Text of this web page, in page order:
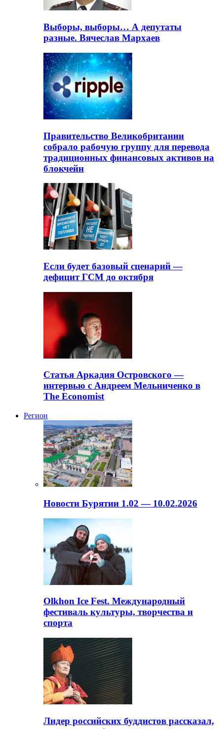
Выборы, выборы… А депутаты
разные. Вячеслав Мархаев
Правительство Великобритании
собрало рабочую группу для перевода
традиционных финансовых активов на
блокчейн
Если будет базовый сценарий —
дефицит ГСМ до октября
Статья Аркадия Островского —
интервью с Андреем Мельниченко в
The Economist
Регион
Новости Бурятии 1.02 — 10.02.2026
Olkhon Ice Fest. Международный
фестиваль культуры, творчества и
спорта
Лидер российских буддистов рассказал,